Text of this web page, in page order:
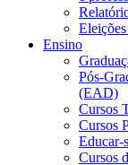
Ensino
Pós-
(EAD)
Cursos
Cursos
Educar-
Cursos